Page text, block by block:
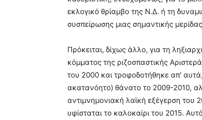
εκλογικό θρίαμβο της Ν.Δ. ή τη
συσπείρωσης μιας σημαντικής
Πρόκειται, δίχως άλλο, για τη
κόμματος της ριζοσπαστικής
του 2000 και τροφοδοτήθηκε απ’
ακατανόητο) θάνατο το 2009-2010,
αντιμνημονιακή λαϊκή εξέγερση του
υφίσταται το καλοκαίρι του 2015.